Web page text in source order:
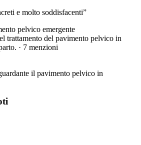
e molto soddisfacenti”
pelvico emergente
trattamento del pavimento pelvico in
· 7 menzioni
il pavimento pelvico in